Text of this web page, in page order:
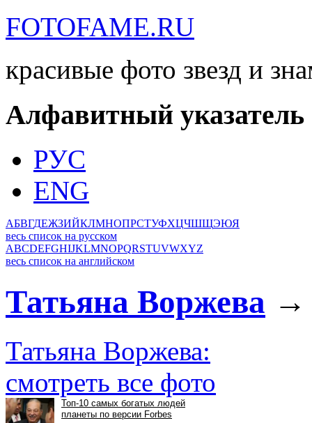
FOTOFAME.RU
красивые фото звезд и
Алфавитный указатель
РУС
ENG
АБВГДЕЖЗИЙКЛМНОПРСТУФХЦЧШЩЭЮЯ
весь список на русском
ABCDEFGHIJKLMNOPQRSTUVWXYZ
весь список на английском
Татьяна Воржева →
Татьяна Воржева:
смотреть все фото